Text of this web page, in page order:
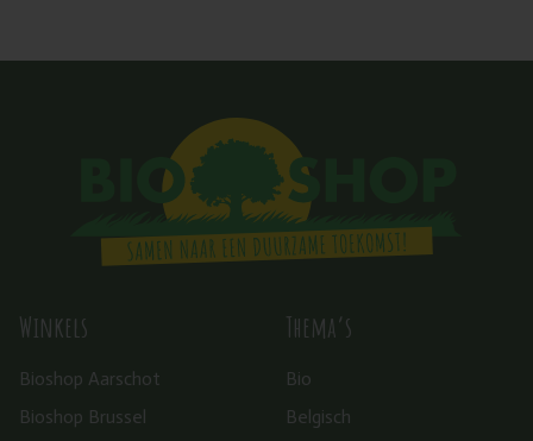
Winkels
Bioshop Aarschot
Bioshop Brussel
Thema’s
Bio
Belgisch